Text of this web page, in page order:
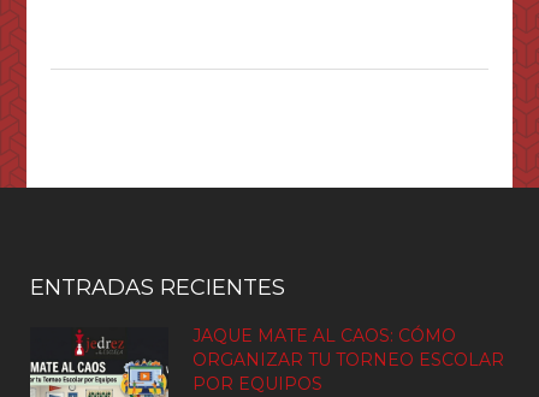
ENTRADAS RECIENTES
JAQUE MATE AL CAOS: CÓMO
ORGANIZAR TU TORNEO ESCOLAR
POR EQUIPOS